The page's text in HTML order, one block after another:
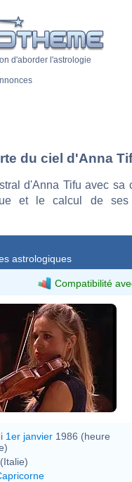
d'aborder l'astrologie
du ciel d'Anna
d'Anna Tifu avec sa
et le calcul de ses
astrologiques
Compatibilité
1er janvier 1986 (heure